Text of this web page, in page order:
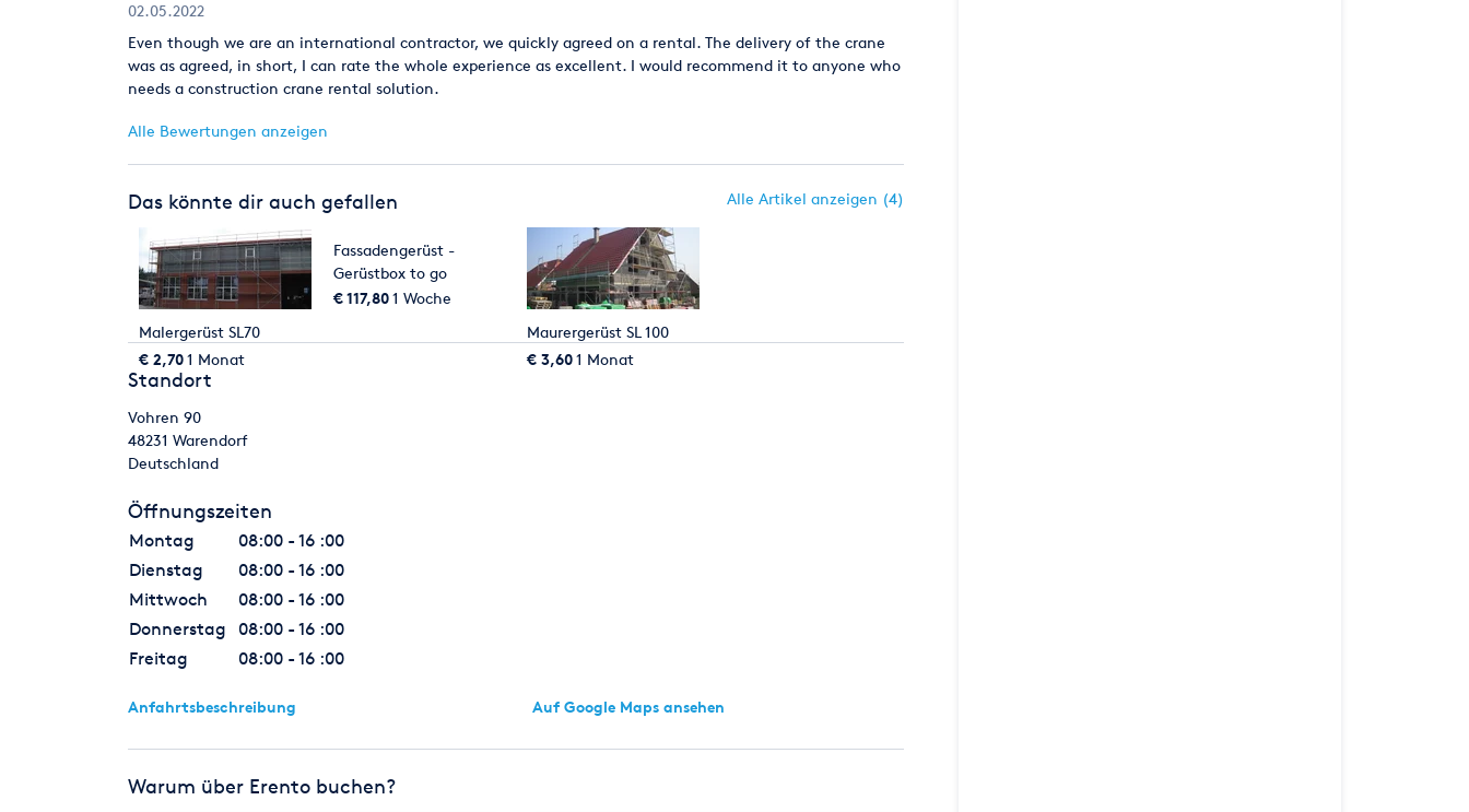
02.05.2022
Even though we are an international contractor, we quickly agreed on a rental. The delivery of the crane
was as agreed, in short, I can rate the whole experience as excellent. I would recommend it to anyone who
needs a construction crane rental solution.
Alle Bewertungen anzeigen
Das könnte dir auch gefallen Alle Artikel anzeigen (4)
Malergerüst SL70
€ 2,701 Monat
Fassadengerüst -
Gerüstbox to go
€ 117,801 Woche
Maurergerüst SL 100
€ 3,601 Monat
Standort
Vohren 90
48231 Warendorf
Deutschland
Öffnungszeiten
Montag
08:00 - 16 :00
Dienstag
08:00 - 16 :00
Mittwoch
08:00 - 16 :00
Donnerstag
08:00 - 16 :00
Freitag
08:00 - 16 :00
Anfahrtsbeschreibung Auf Google Maps ansehen
Warum über Erento buchen?